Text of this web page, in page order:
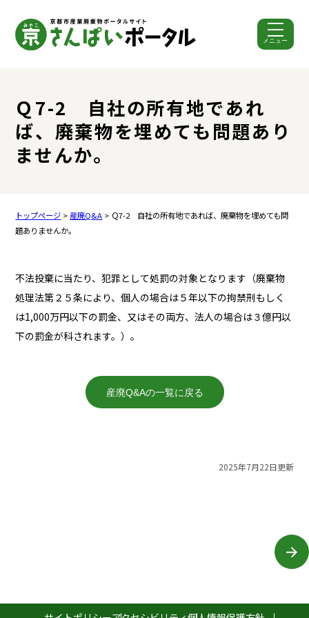
メニュー
Ｑ7-2 自社の所有地であれ
ば、廃棄物を埋めても問題あり
ませんか。
トップページ > 産廃Q&A > Ｑ7-2 自社の所有地であれば、廃棄物を埋めても問
題ありませんか。
不法投棄に当たり、犯罪として処罰の対象となります（廃棄物
処理法第２５条により、個人の場合は５年以下の拘禁刑もしく
は1,000万円以下の罰金、又はその両方、法人の場合は３億円以
下の罰金が科されます。）。
産廃Q&Aの一覧に戻る
2025年7月22日更新